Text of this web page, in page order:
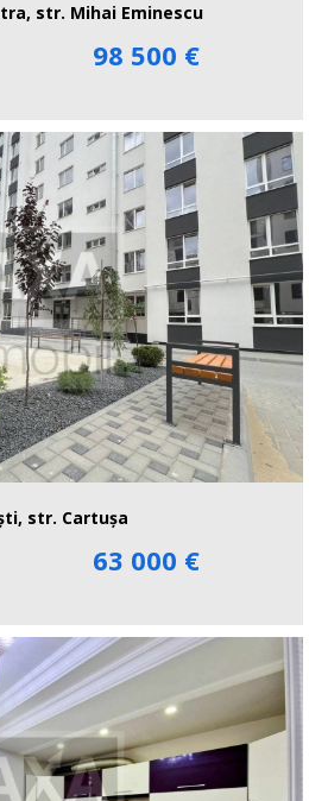
str. Mihai Eminescu
98 500 €
str. Cartușa
63 000 €